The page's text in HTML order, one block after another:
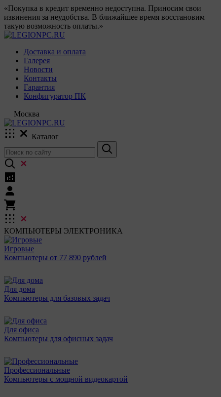
«Покупка в кредит временно недоступна. Приносим свои
извинения за неудобства. В ближайшее время восстановим
такую возможность оплаты.»
Доставка и оплата
Галерея
Новости
Контакты
Гарантия
Конфигуратор ПК
Москва
Каталог
КОМПЬЮТЕРЫ ЭЛЕКТРОНИКА
Игровые
Компьютеры от 77 890 рублей
Для дома
Компьютеры для базовых задач
Для офиса
Компьютеры для офисных задач
Профессиональные
Компьютеры с мощной видеокартой